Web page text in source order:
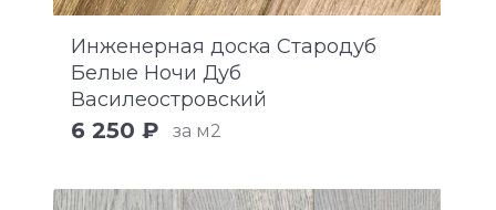
Инженерная доска Стародуб
Белые Ночи Дуб
Василеостровский
6 250 ₽ за м2